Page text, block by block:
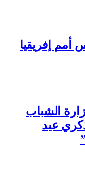
أمم إفريقيا
الشباب
عيد